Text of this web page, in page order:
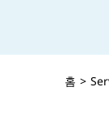
y
홈 >